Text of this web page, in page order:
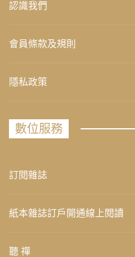
認識我們
會員條款及規則
隱私政策
數位服務
訂閱雜誌
紙本雜誌訂戶開通線上閱讀
聽 禪